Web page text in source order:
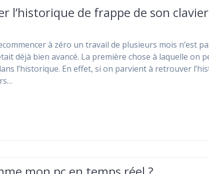
l’historique de frappe de son
à zéro un travail de plusieurs mois n’est
déjà bien avancé. La première chose à laquelle on
l’historique. En effet, si on parvient à retrouver